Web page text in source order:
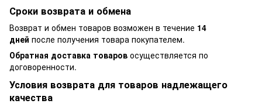
Сроки возврата и обмена
Возврат и обмен товаров возможен в течение 14
дней после получения товара покупателем.
Обратная доставка товаров осуществляется по
договоренности.
Условия возврата для товаров надлежащего
качества